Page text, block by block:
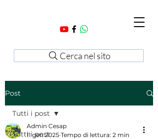
Cerca nel sito
Post
Tutti i post
Tutti i post
Admin Cesap
11 gen 2025 Tempo di lettura: 2 min